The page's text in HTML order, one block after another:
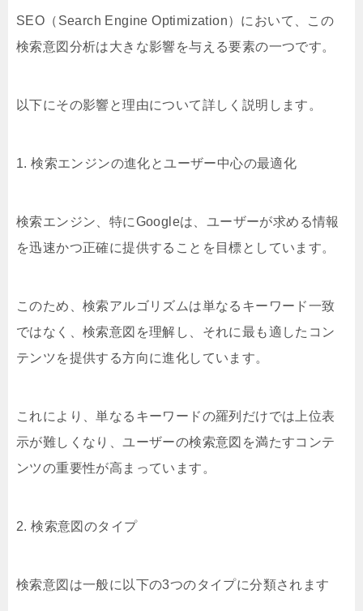
SEO（Search Engine Optimization）において、この
検索意図分析は大きな影響を与える要素の一つです。
以下にその影響と理由について詳しく説明します。
1. 検索エンジンの進化とユーザー中心の最適化
検索エンジン、特にGoogleは、ユーザーが求める情報
を迅速かつ正確に提供することを目標としています。
このため、検索アルゴリズムは単なるキーワード一致
ではなく、検索意図を理解し、それに最も適したコン
テンツを提供する方向に進化しています。
これにより、単なるキーワードの羅列だけでは上位表
示が難しくなり、ユーザーの検索意図を満たすコンテ
ンツの重要性が高まっています。
2. 検索意図のタイプ
検索意図は一般に以下の3つのタイプに分類されます